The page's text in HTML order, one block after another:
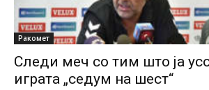
Ракомет
Следи меч со тим што ја
играта „седум на шест“